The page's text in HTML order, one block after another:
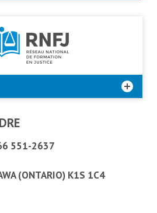
551-2637
(ONTARIO) K1S 1C4